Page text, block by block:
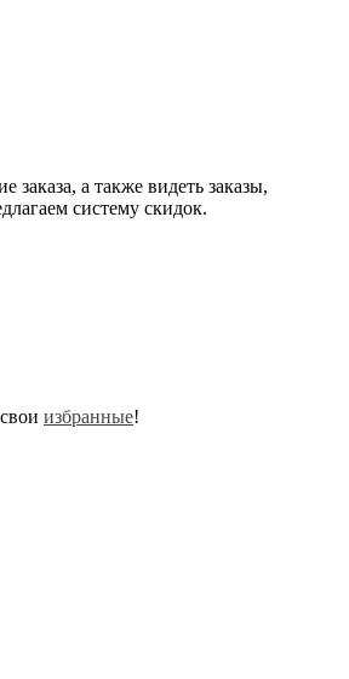
а также видеть заказы,
систему скидок.
избранные!